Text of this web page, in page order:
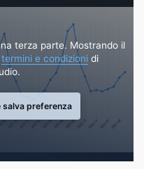
terza parte. Mostrando il
termini e condizioni di
salva preferenza